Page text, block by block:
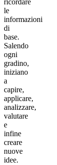
ricordare
le
informazioni
di
base.
Salendo
ogni
gradino,
iniziano
a
capire,
applicare,
analizzare,
valutare
e
infine
creare
nuove
idee.